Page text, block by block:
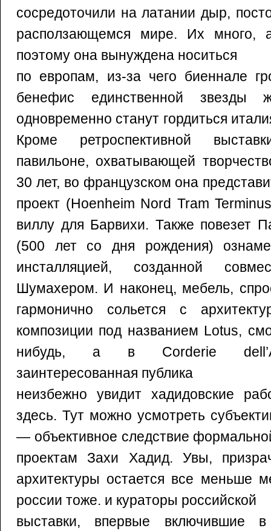
сосредоточили на латании дыр,
расползающемся мире. Их много,
поэтому она вынуждена носиться
по европам, из-за чего биеннале
бенефис единственной звезды
одновременно станут гордиться
Кроме ретроспективной
павильоне, охватывающей
30 лет, во французском она
проект (Hoenheim Nord Tram
виллу для Барвихи. Также повезет
(500 лет со дня рождения)
инсталляцией, созданной
Шумахером. И наконец, мебель,
гармонично сольется с
композиции под названием Lotus,
нибудь, а в Corderie
заинтересованная публика
неизбежно увидит хадидовские
здесь. Тут можно усмотреть
— объективное следствие
проектам Захи Хадид. Увы,
архитектуры остается все меньше
россии тоже. и кураторы российской
выставки, впервые включившие